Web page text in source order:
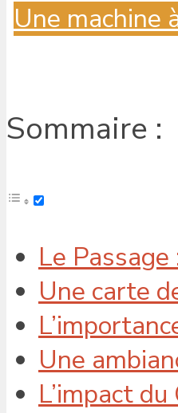
Une machine
Sommaire :
Le
Une carte
Une
L’impact